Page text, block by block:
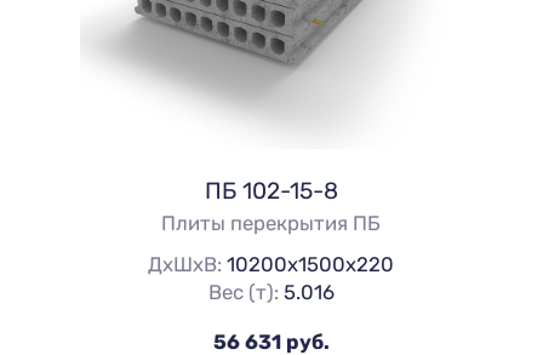
ПБ 102-15-8
Плиты перекрытия ПБ
ДхШхВ:10200х1500х220
Вес (т): 5.016
56 631 руб.